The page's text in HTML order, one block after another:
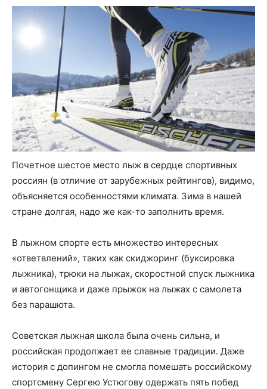
Почетное шестое место лыж в сердце спортивных
россиян (в отличие от зарубежных рейтингов), видимо,
объясняется особенностями климата. Зима в нашей
стране долгая, надо же как-то заполнить время.
В лыжном спорте есть множество интересных
«ответвлений», таких как скиджоринг (буксировка
лыжника), трюки на лыжах, скоростной спуск лыжника
и автогонщика и даже прыжок на лыжах с самолета
без парашюта.
Советская лыжная школа была очень сильна, и
российская продолжает ее славные традиции. Даже
история с допингом не смогла помешать российскому
спортсмену Сергею Устюгову одержать пять побед